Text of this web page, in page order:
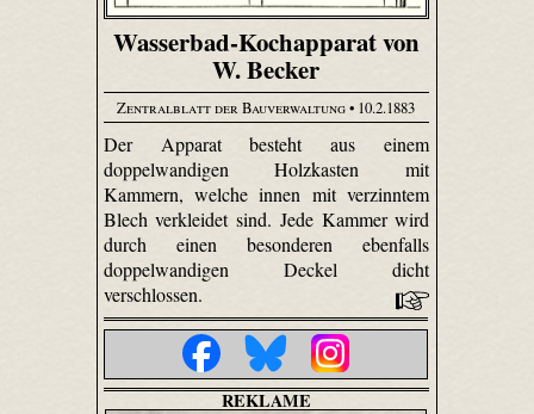
Wasserbad-Kochapparat von
W. Becker
Zentralblatt der Bauverwaltung• 10.2.1883
Der Apparat besteht aus einem
doppelwandigen Holzkasten mit
Kammern, welche innen mit verzinntem
Blech verkleidet sind. Jede Kammer wird
durch einen besonderen ebenfalls
doppelwandigen Deckel dicht
verschlossen.
REKLAME